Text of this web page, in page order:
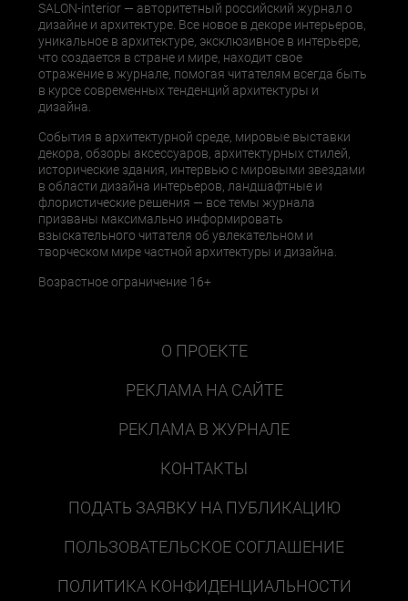
SALON-interior — авторитетный российский журнал о
дизайне и архитектуре. Все новое в декоре интерьеров,
уникальное в архитектуре, эксклюзивное в интерьере,
что создается в стране и мире, находит свое
отражение в журнале, помогая читателям всегда быть
в курсе современных тенденций архитектуры и
дизайна.
События в архитектурной среде, мировые выставки
декора, обзоры аксессуаров, архитектурных стилей,
исторические здания, интервью с мировыми звездами
в области дизайна интерьеров, ландшафтные и
флористические решения — все темы журнала
призваны максимально информировать
взыскательного читателя об увлекательном и
творческом мире частной архитектуры и дизайна.
Возрастное ограничение 16+
О ПРОЕКТЕ
РЕКЛАМА НА САЙТЕ
РЕКЛАМА В ЖУРНАЛЕ
КОНТАКТЫ
ПОДАТЬ ЗАЯВКУ НА ПУБЛИКАЦИЮ
ПОЛЬЗОВАТЕЛЬСКОЕ СОГЛАШЕНИЕ
ПОЛИТИКА КОНФИДЕНЦИАЛЬНОСТИ